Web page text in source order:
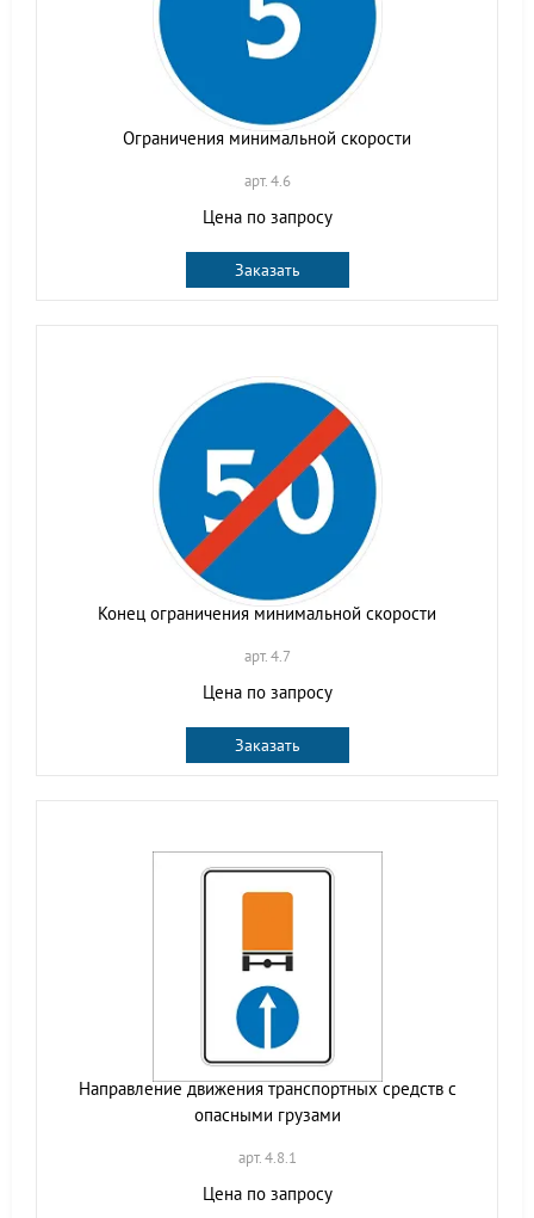
Ограничения минимальной скорости
арт. 4.6
Цена по запросу
Заказать
Конец ограничения минимальной скорости
арт. 4.7
Цена по запросу
Заказать
Направление движения транспортных средств с
опасными грузами
арт. 4.8.1
Цена по запросу